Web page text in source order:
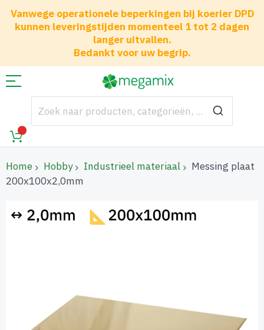
Vanwege operationele beperkingen bij koerier DPD
kunnen leveringstijden momenteel 1 tot 2 dagen
langer uitvallen.
Bedankt voor uw begrip.
Home Hobby Industrieel materiaal
Messing plaat
200x100x2,0mm
naar